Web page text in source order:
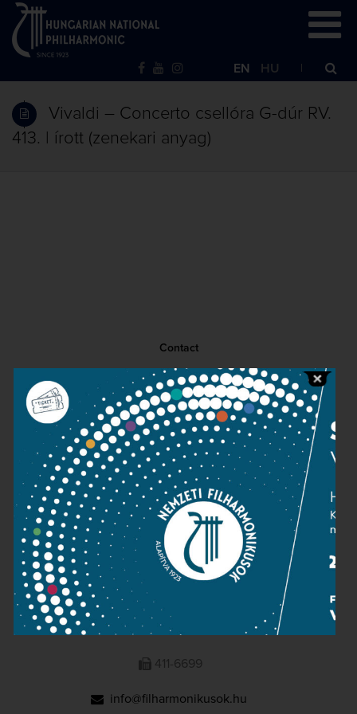
EN HU
Vivaldi – Concerto csellóra G-dúr RV.
413. | írott (zenekari anyag)
Contact
Public information
Press room
Terms and privacy
Imprint
NATIONAL PHILHARMONIC
1095 Budapest, Komor Marcell u. 1. (Müpa)
411-6600
411-6699
info@filharmonikusok.hu